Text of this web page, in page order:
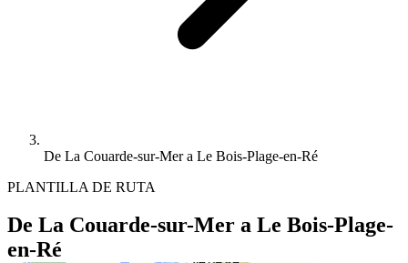
De La Couarde-sur-Mer a Le Bois-Plage-en-Ré
PLANTILLA DE RUTA
De La Couarde-sur-Mer a Le Bois-Plage-
en-Ré